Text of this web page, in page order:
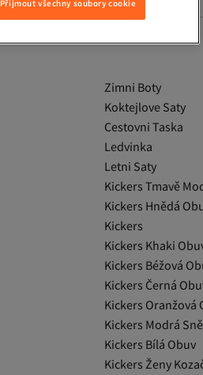
Zimni Boty
Koktejlove Saty
Cestovni Taska
Ledvinka
Letni Saty
Kickers Tmavě
Kickers Hnědá
Kickers
Kickers Khaki
Kickers Béžová
Kickers Černá
Kickers Oranžová
Kickers Modrá
Kickers Bílá Obuv
Kickers Ženy
Přijmout všechny soubory cookie